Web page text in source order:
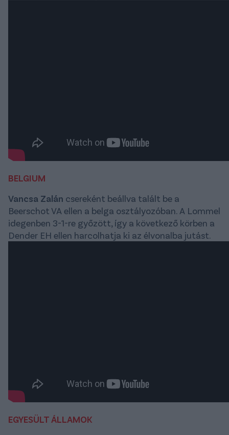
BELGIUM
Vancsa Zalán csereként beállva talált be a
Beerschot VA ellen a belga osztályozóban. A Lommel
idegenben 3-1-re győzött, így a következő körben a
Dender EH ellen harcolhatja ki az élvonalba jutást.
EGYESÜLT ÁLLAMOK